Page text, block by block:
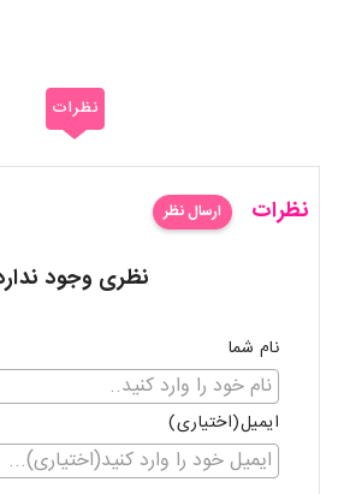
نظرات
نظرات ارسال نظر
نظری وجود
نام شما
ایمیل(اختیاری)